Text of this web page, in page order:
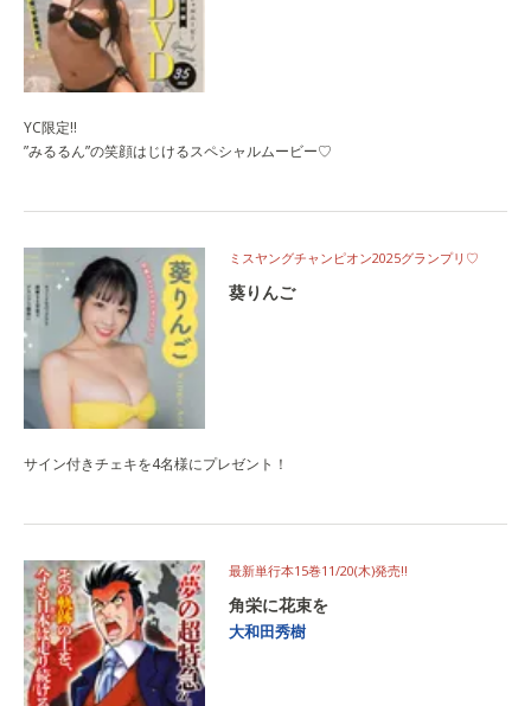
YC限定‼
”みるるん”の笑顔はじけるスペシャルムービー♡
ミスヤングチャンピオン2025グランプリ♡
葵りんご
サイン付きチェキを4名様にプレゼント！
最新単行本15巻11/20(木)発売‼
角栄に花束を
大和田秀樹